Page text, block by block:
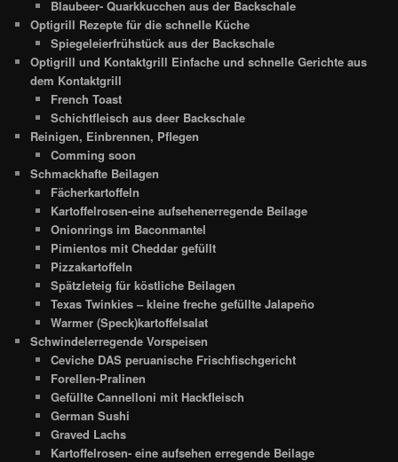
Blaubeer- Quarkkucchen aus der Backschale
Optigrill Rezepte für die schnelle Küche
Spiegeleierfrühstück aus der Backschale
Optigrill und Kontaktgrill Einfache und schnelle Gerichte aus
dem Kontaktgrill
French Toast
Schichtfleisch aus deer Backschale
Reinigen, Einbrennen, Pflegen
Comming soon
Schmackhafte Beilagen
Fächerkartoffeln
Kartoffelrosen-eine aufsehenerregende Beilage
Onionrings im Baconmantel
Pimientos mit Cheddar gefüllt
Pizzakartoffeln
Spätzleteig für köstliche Beilagen
Texas Twinkies – kleine freche gefüllte Jalapeño
Warmer (Speck)kartoffelsalat
Schwindelerregende Vorspeisen
Ceviche DAS peruanische Frischfischgericht
Forellen-Pralinen
Gefüllte Cannelloni mit Hackfleisch
German Sushi
Graved Lachs
Kartoffelrosen- eine aufsehen erregende Beilage